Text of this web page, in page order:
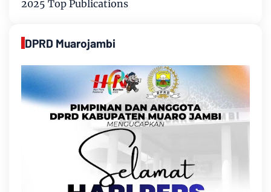
2025 Top Publications
DPRD Muarojambi